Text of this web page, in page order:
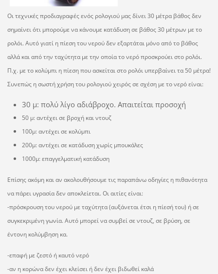
Οι τεχνικές προδιαγραφές ενός ρολογιού μας δίνει 30 μέτρα βάθος δεν
σημαίνει ότι μπορούμε να κάνουμε κατάδυση σε βάθος 30 μέτρων με το
ρολόι. Αυτό γιατί η πίεση του νερού δεν εξαρτάται μόνο από το βάθος
αλλά και από την ταχύτητα με την οποία το νερό προσκρούει στο ρολόι.
Π.χ. με το κολύμπι η πίεση που ασκείται στο ρολόι υπερβαίνει τα 50 μέτρα!
Συνεπώς η σωστή χρήση του ρολογιού χειρός σε σχέση με το νερό είναι:
30 μ: πολύ λίγο αδιάβροχο. Απαιτείται προσοχή
50 μ: αντέχει σε βροχή και ντουζ
100μ: αντέχει σε κολύμπι
200μ: αντέχει σε κατάδυση χωρίς μπουκάλες
1000μ: επαγγελματική κατάδυση
Επίσης ακόμη και αν ακολουθήσουμε τις παραπάνω οδηγίες η πιθανότητα
να πάρει υγρασία δεν αποκλείεται. Οι αιτίες είναι:
-πρόσκρουση του νερού με ταχύτητα (αυξάνεται έτσι η πίεσή του) ή σε
συγκεκριμένη γωνία. Αυτό μπορεί να συμβεί σε ντουζ, σε βρύση, σε
έντονη κολύμβηση κα.
-επαφή με ζεστό ή καυτό νερό
-αν η κορώνα δεν έχει κλείσει ή δεν έχει βιδωθεί καλά